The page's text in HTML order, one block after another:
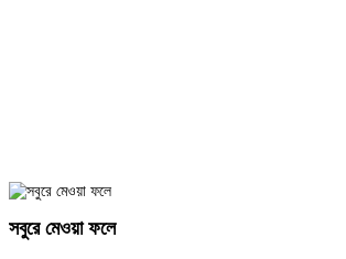
সবুরে মেওয়া ফলে